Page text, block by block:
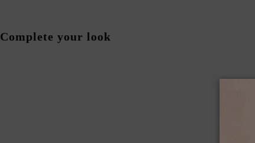
Complete your look